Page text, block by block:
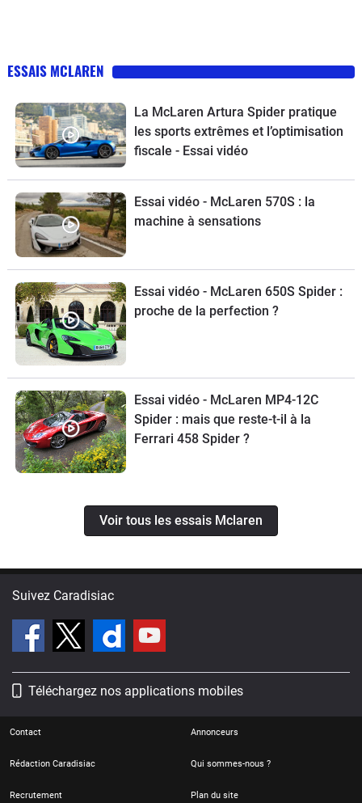
ESSAIS MCLAREN
La McLaren Artura Spider pratique
les sports extrêmes et l’optimisation
fiscale - Essai vidéo
Essai vidéo - McLaren 570S : la
machine à sensations
Essai vidéo - McLaren 650S Spider :
proche de la perfection ?
Essai vidéo - McLaren MP4-12C
Spider : mais que reste-t-il à la
Ferrari 458 Spider ?
Voir tous les essais Mclaren
Suivez Caradisiac
Téléchargez nos applications mobiles
Contact Annonceurs
Rédaction Caradisiac Qui sommes-nous ?
Recrutement Plan du site